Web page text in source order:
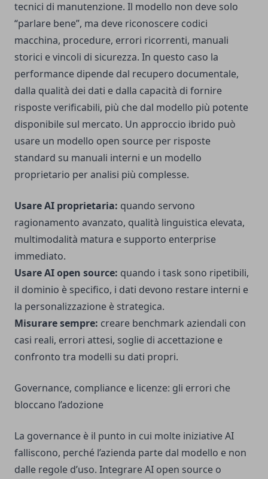
tecnici di manutenzione. Il modello non deve solo
“parlare bene”, ma deve riconoscere codici
macchina, procedure, errori ricorrenti, manuali
storici e vincoli di sicurezza. In questo caso la
performance dipende dal recupero documentale,
dalla qualità dei dati e dalla capacità di fornire
risposte verificabili, più che dal modello più potente
disponibile sul mercato. Un approccio ibrido può
usare un modello open source per risposte
standard su manuali interni e un modello
proprietario per analisi più complesse.
Usare AI proprietaria: quando servono
ragionamento avanzato, qualità linguistica elevata,
multimodalità matura e supporto enterprise
immediato.
Usare AI open source: quando i task sono ripetibili,
il dominio è specifico, i dati devono restare interni e
la personalizzazione è strategica.
Misurare sempre: creare benchmark aziendali con
casi reali, errori attesi, soglie di accettazione e
confronto tra modelli su dati propri.
Governance, compliance e licenze: gli errori che
bloccano l’adozione
La governance è il punto in cui molte iniziative AI
falliscono, perché l’azienda parte dal modello e non
dalle regole d’uso. Integrare AI open source o